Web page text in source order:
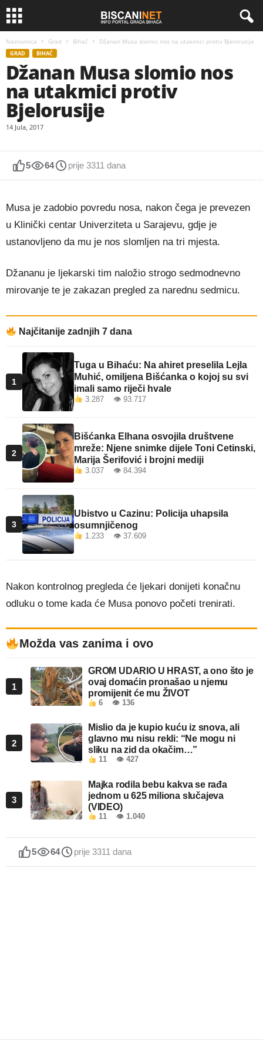
Naslovnica Grad Bihać Džanan Musa slomio nos na utakmici protiv Bjelorusije
GRAD BIHAĆ
Džanan Musa slomio nos
na utakmici protiv
Bjelorusije
14 Jula, 2017
5 64 prije 3311 dana
Musa je zadobio povredu nosa, nakon čega je prevezen
u Klinički centar Univerziteta u Sarajevu, gdje je
ustanovljeno da mu je nos slomljen na tri mjesta.
Džananu je ljekarski tim naložio strogo sedmodnevno
mirovanje te je zakazan pregled za narednu sedmicu.
Najčitanije zadnjih 7 dana
1
Tuga u Bihaću: Na ahiret preselila Lejla
Muhić, omiljena Bišćanka o kojoj su svi
imali samo riječi hvale
3.287 👁 93.717
2
Bišćanka Elhana osvojila društvene
mreže: Njene snimke dijele Toni Cetinski,
Marija Šerifović i brojni mediji
3.037 👁 84.394
3
Ubistvo u Cazinu: Policija uhapsila
osumnjičenog
1.233 👁 37.609
Nakon kontrolnog pregleda će ljekari donijeti konačnu
odluku o tome kada će Musa ponovo početi trenirati.
Možda vas zanima i ovo
1
GROM UDARIO U HRAST, a ono što je
ovaj domaćin pronašao u njemu
promijenit će mu ŽIVOT
6 👁 136
2
Mislio da je kupio kuću iz snova, ali
glavno mu nisu rekli: “Ne mogu ni
sliku na zid da okačim…”
11 👁 427
3
Majka rodila bebu kakva se rađa
jednom u 625 miliona slučajeva
(VIDEO)
11 👁 1.040
5 64 prije 3311 dana